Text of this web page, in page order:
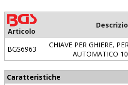
Articolo
BGS6963
CHIAVE PER GHIERE,
AUTOMATICO
Caratteristiche